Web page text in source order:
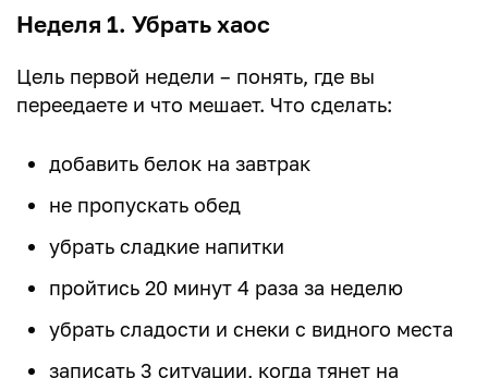
Неделя 1. Убрать хаос
Цель первой недели – понять, где вы
переедаете и что мешает. Что сделать:
добавить белок на завтрак
не пропускать обед
убрать сладкие напитки
пройтись 20 минут 4 раза за неделю
убрать сладости и снеки с видного места
записать 3 ситуации, когда тянет на